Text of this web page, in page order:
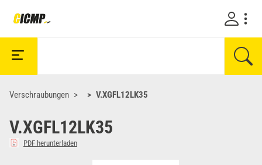
Verschraubungen V.XGFL12LK35
V.XGFL12LK35
PDF herunterladen